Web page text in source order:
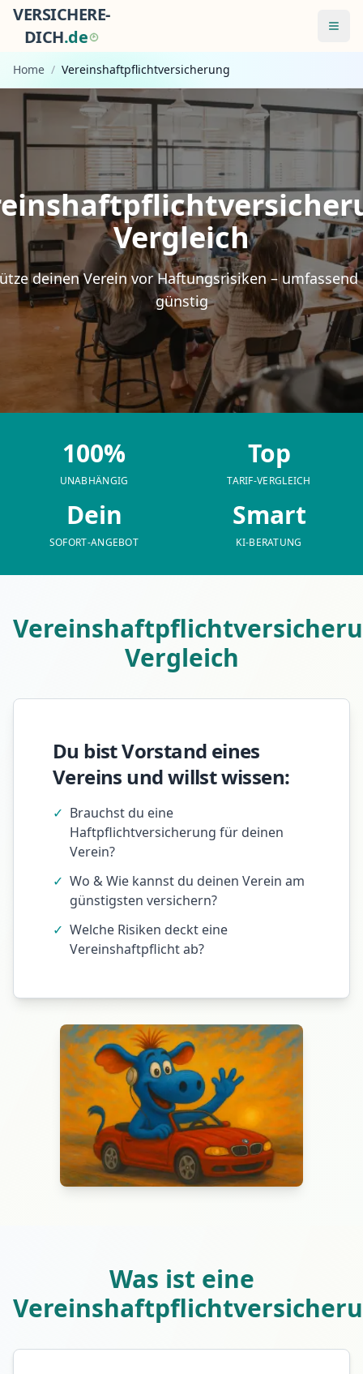
VERSICHERE-
DICH.de
Home / Vereinshaftpflichtversicherung
Vergleich
deinen Verein vor Haftungsrisiken – umfassend
günstig
100%
UNABHÄNGIG
Top
TARIF-VERGLEICH
Dein
SOFORT-ANGEBOT
Smart
KI-BERATUNG
Vergleich
Du bist Vorstand eines
Vereins und willst wissen:
✓ Brauchst du eine
Haftpflichtversicherung für deinen
Verein?
✓ Wo & Wie kannst du deinen Verein am
günstigsten versichern?
✓ Welche Risiken deckt eine
Vereinshaftpflicht ab?
Was ist eine